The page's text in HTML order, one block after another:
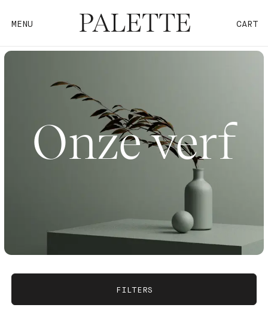
MENU CART
Onze verf
ALLE KLEUREN
ROOD
FILTERS